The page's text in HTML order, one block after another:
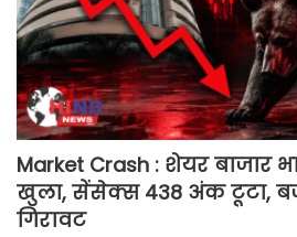
Market Crash : शेयर बाजार
खुला, सेंसेक्स 438 अंक टूटा,
गिरावट